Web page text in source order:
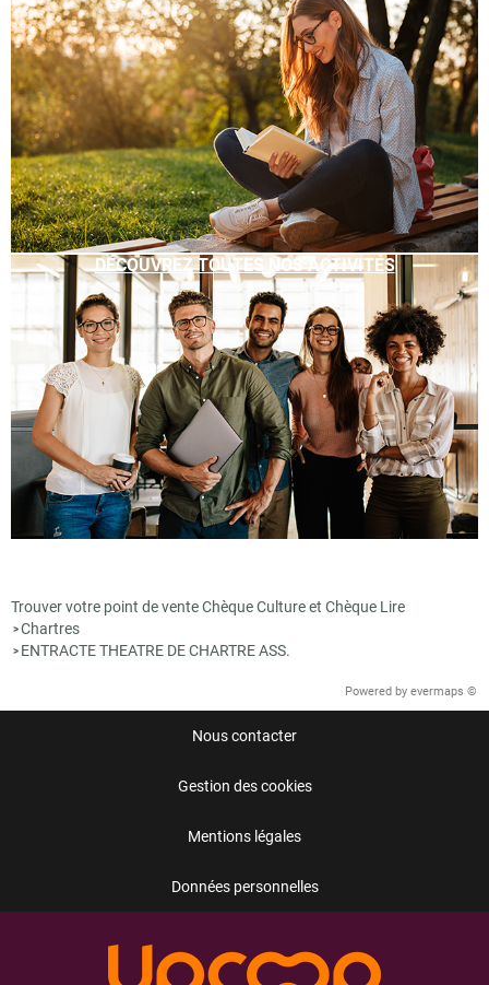
DÉCOUVREZ TOUTES NOS ACTIVITÉS
Trouver votre point de vente Chèque Culture et Chèque Lire
>Chartres
> ENTRACTE THEATRE DE CHARTRE ASS.
Powered by evermaps ©
Nous contacter
Gestion des cookies
Mentions légales
Données personnelles